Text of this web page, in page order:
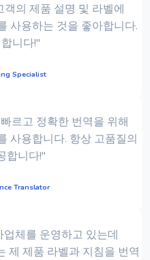
의 제품 설명 및 라벨에
사용하는 것을 좋아합니다.
니다!"
Specialist
르고 정확한 번역을 위해
사용합니다. 항상 고품질의
합니다!"
Translator
체를 운영하고 있는데
제 제품 라벨과 지침을 번역